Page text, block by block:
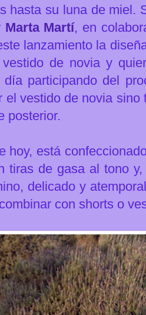
hasta su luna de miel.
Marta Martí, en
lanzamiento la
de novia y
participando del
vestido de novia sino
posterior.
hoy, está
tiras de gasa al tono
delicado y
con shorts o